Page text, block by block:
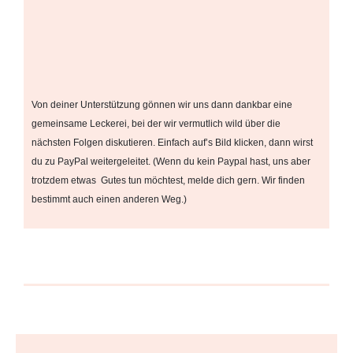
Von deiner Unterstützung gönnen wir uns dann dankbar eine
gemeinsame Leckerei, bei der wir vermutlich wild über die
nächsten Folgen diskutieren. Einfach auf’s Bild klicken, dann wirst
du zu PayPal weitergeleitet. (Wenn du kein Paypal hast, uns aber
trotzdem etwas Gutes tun möchtest, melde dich gern. Wir finden
bestimmt auch einen anderen Weg.)